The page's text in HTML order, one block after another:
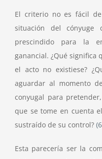
El criterio no es fácil
situación del cónyuge
prescindido para la
ganancial. ¿Qué significa
el acto no existiese?
aguardar al momento
conyugal para
que se tome en cuenta
sustraído de su control?
Esta parecería ser la